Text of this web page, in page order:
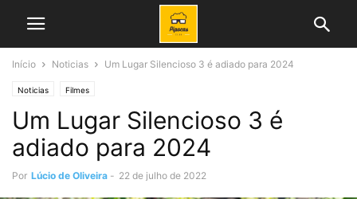
Início Noticias Um Lugar Silencioso 3 é adiado para 2024
Noticias Filmes
Um Lugar Silencioso 3 é
adiado para 2024
Por Lúcio de Oliveira - 22 de julho de 2022